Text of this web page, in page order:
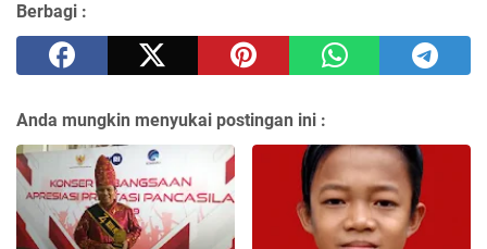
Berbagi :
Anda mungkin menyukai postingan ini :